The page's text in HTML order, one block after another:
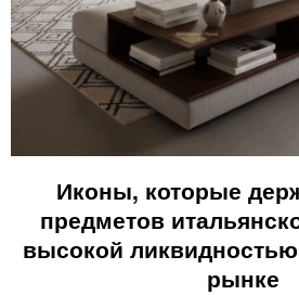
Иконы, которые
предметов
высокой
рынке